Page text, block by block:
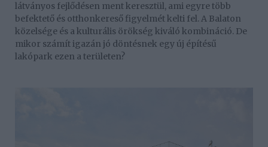
látványos fejlődésen ment keresztül, ami egyre több
befektető és otthonkereső figyelmét kelti fel. A Balaton
közelsége és a kulturális örökség kiváló kombináció. De
mikor számít igazán jó döntésnek egy új építésű
lakópark ezen a területen?